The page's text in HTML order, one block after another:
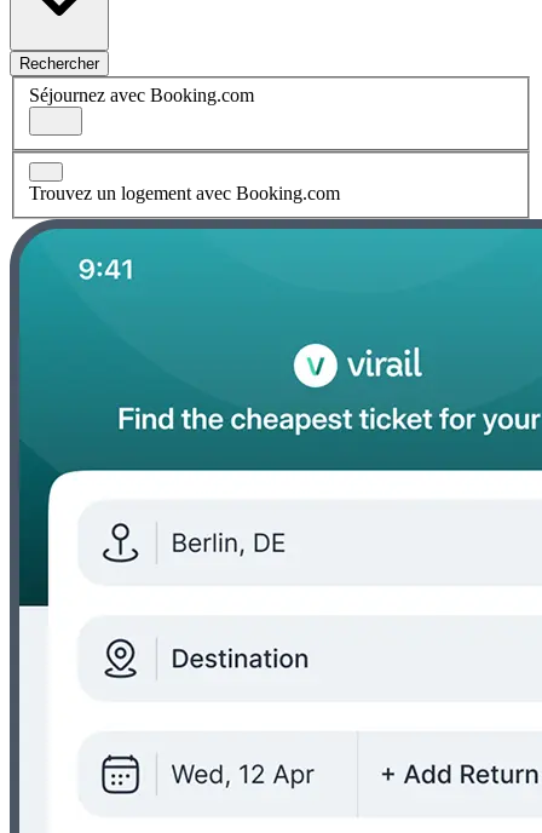
Rechercher
Séjournez avec Booking.com
Trouvez un logement avec Booking.com